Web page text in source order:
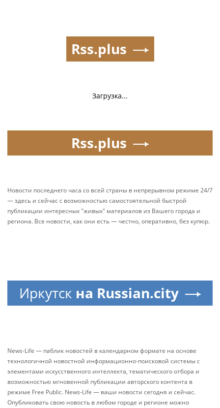
Загрузка...
Rss.plus
Rss.plus
Новости последнего часа со всей страны в непрерывном режиме 24/7
— здесь и сейчас с возможностью самостоятельной быстрой
публикации интересных "живых" материалов из Вашего города и
региона. Все новости, как они есть — честно, оперативно, без купюр.
Иркутск на Russian.city
News-Life — паблик новостей в календарном формате на основе
технологичной новостной информационно-поисковой системы с
элементами искусственного интеллекта, тематического отбора и
возможностью мгновенной публикации авторского контента в
режиме Free Public. News-Life — ваши новости сегодня и сейчас.
Опубликовать свою новость в любом городе и регионе можно